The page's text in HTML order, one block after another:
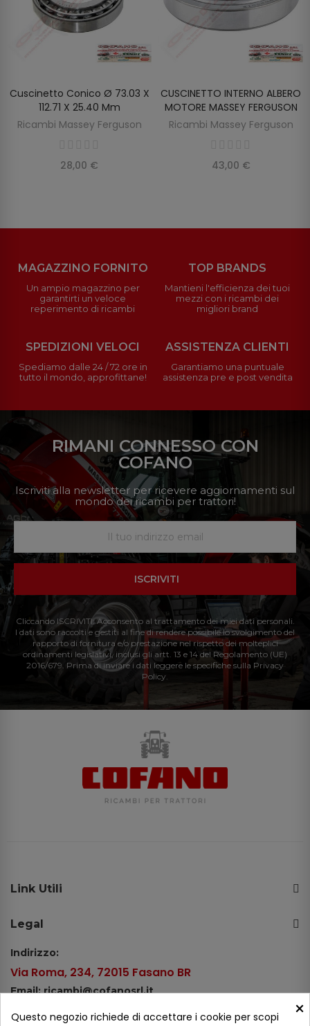
AGGIUNGI AL CARRELLO
Cuscinetto Conico Ø 73.03 X
112.71 X 25.40 Mm
Ricambi Massey Ferguson
28,00 €
AGGIUNGI AL CARRELLO
CUSCINETTO INTERNO ALBERO
MOTORE MASSEY FERGUSON
Ricambi Massey Ferguson
43,00 €
MAGAZZINO FORNITO
Un ampio magazzino per
garantirti un veloce
reperimento di ricambi
TOP BRANDS
Mantieni l'efficienza dei tuoi
mezzi con i ricambi dei
migliori brand
SPEDIZIONI VELOCI
Spediamo dalle 24 / 72 ore in
tutto il mondo, approfittane!
ASSISTENZA CLIENTI
Garantiamo una puntuale
assistenza pre e post vendita
RIMANI CONNESSO CON
COFANO
Iscriviti alla newsletter per ricevere aggiornamenti sul
mondo dei ricambi per trattori!
ISCRIVITI
Cliccando ISCRIVITI: Acconsento al trattamento dei miei dati personali.
I dati sono raccolti e gestiti al fine di rendere possibile lo svolgimento del
rapporto di fornitura e/o prestazione nel rispetto dei molteplici
ordinamenti legislativi, inclusi gli artt. 13 e 14 del Regolamento (UE)
2016/679. Prima di inviare i dati leggere le specifiche sulla Privacy
Policy.
Link Utili
Legal
Indirizzo:
Via Roma, 234, 72015 Fasano BR
Email: ricambi@cofanosrl.it
×
Questo negozio richiede di accettare i cookie per scopi